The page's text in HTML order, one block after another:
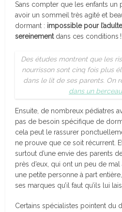
Sans compter que les enfants un
avoir un sommeil très agité et
dormant : impossible pour
sereinementdans ces conditions !
Des études montrent que les
nourrisson sont cinq fois plus
dans le lit de ses parents. On
dans un
Ensuite, de nombreux pédiatres
pas de besoin spécifique de
cela peut le rassurer
ne prouve que ce soit récurrent.
surtout d’une envie des parents
près d’eux, qui ont un peu de
une petite personne à part
ses marques qu’il faut qu’ils lui
Certains spécialistes pointent du